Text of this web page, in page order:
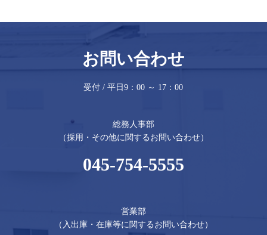
お問い合わせ
受付 / 平日9：00 ～ 17：00
総務人事部
（採用・その他に関するお問い合わせ）
045-754-5555
営業部
（入出庫・在庫等に関するお問い合わせ）